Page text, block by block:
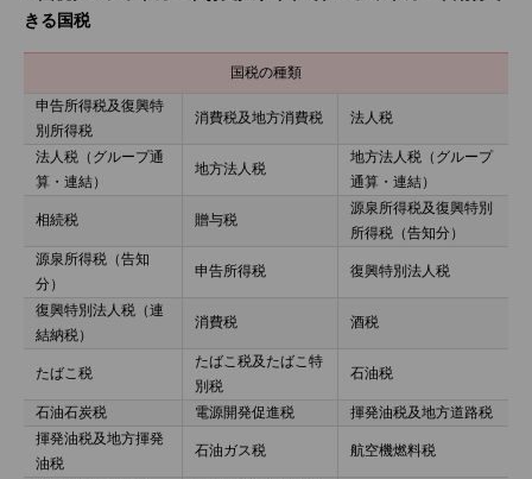
きる国税
国税の種類
申告所得税及復興特
別所得税
消費税及地⽅消費税 法⼈税
法⼈税（グループ通
算・連結）
地⽅法⼈税
地⽅法⼈税（グループ
通算・連結）
相続税 贈与税
源泉所得税及復興特別
所得税（告知分）
源泉所得税（告知
分）
申告所得税 復興特別法⼈税
復興特別法⼈税（連
結納税）
消費税 酒税
たばこ税
たばこ税及たばこ特
別税
⽯油税
⽯油⽯炭税 電源開発促進税
揮発油税及地⽅道路税
揮発油税及地⽅揮発
油税
⽯油ガス税 航空機燃料税